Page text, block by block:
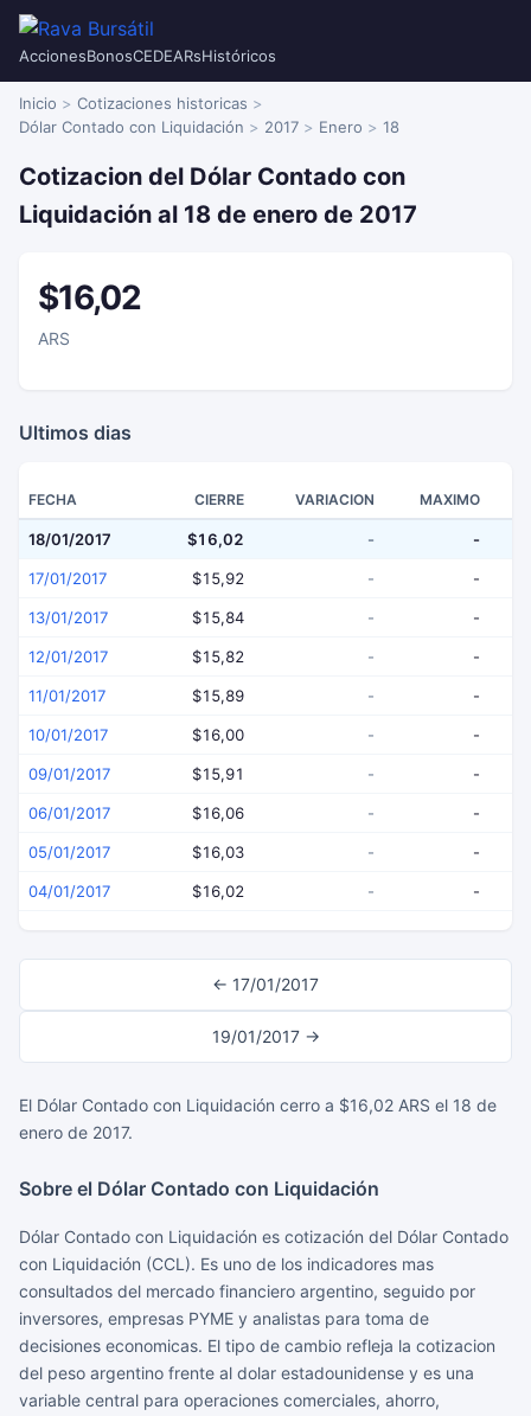
AccionesBonosCEDEARsHistóricos
Inicio
Cotizaciones historicas
Dólar Contado con Liquidación
2017 Enero 18
Cotizacion del Dólar Contado con
Liquidación al 18 de enero de 2017
$16,02
ARS
Ultimos dias
FECHA CIERRE VARIACION MAXIMO
18/01/2017 $16,02 - -
17/01/2017 $15,92 - -
13/01/2017 $15,84 - -
12/01/2017 $15,82 - -
11/01/2017 $15,89 - -
10/01/2017 $16,00 - -
09/01/2017 $15,91 - -
06/01/2017 $16,06 - -
05/01/2017 $16,03 - -
04/01/2017 $16,02 - -
← 17/01/2017
19/01/2017 →
El Dólar Contado con Liquidación cerro a $16,02 ARS el 18 de
enero de 2017.
Sobre el Dólar Contado con Liquidación
Dólar Contado con Liquidación es cotización del Dólar Contado
con Liquidación (CCL). Es uno de los indicadores mas
consultados del mercado financiero argentino, seguido por
inversores, empresas PYME y analistas para toma de
decisiones economicas. El tipo de cambio refleja la cotizacion
del peso argentino frente al dolar estadounidense y es una
variable central para operaciones comerciales, ahorro,